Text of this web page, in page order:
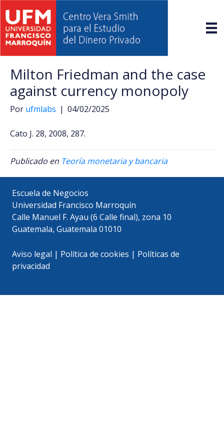
Milton Friedman and the case
against currency monopoly
Por ufmlabs | 04/02/2025
Cato J. 28, 2008, 287.
Publicado en Teoría monetaria y bancaria
Escuela de Negocios
Universidad Francisco Marroquín
Calle Manuel F. Ayau (6 Calle final), zona 10
Guatemala, Guatemala 01010
Aviso legal | Política de cookies | Políticas de
privacidad